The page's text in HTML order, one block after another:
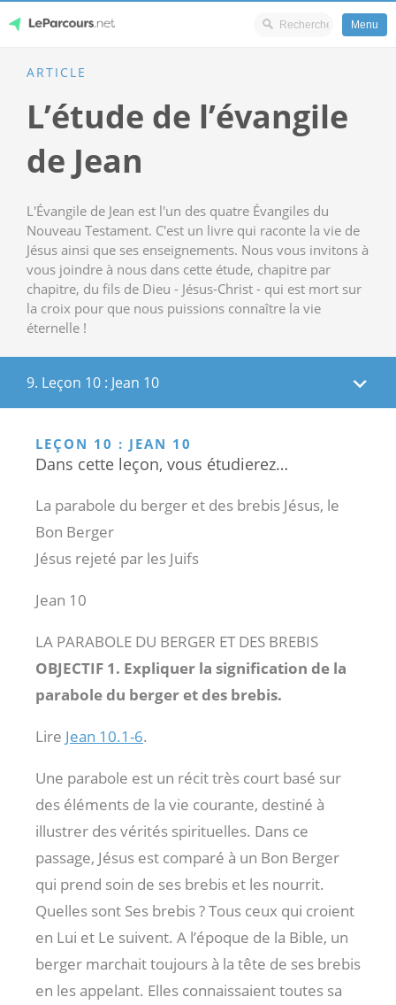
content
LeParcours.net
Menu
ARTICLE
L’étude de l’évangile
de Jean
L'Évangile de Jean est l'un des quatre Évangiles du
Nouveau Testament. C'est un livre qui raconte la vie de
Jésus ainsi que ses enseignements. Nous vous invitons à
vous joindre à nous dans cette étude, chapitre par
chapitre, du fils de Dieu - Jésus-Christ - qui est mort sur
la croix pour que nous puissions connaître la vie
éternelle !
9. Leçon 10 : Jean 10
LEÇON 10 : JEAN 10
Dans cette leçon, vous étudierez…
La parabole du berger et des brebis Jésus, le
Bon Berger
Jésus rejeté par les Juifs
Jean 10
LA PARABOLE DU BERGER ET DES BREBIS
OBJECTIF 1. Expliquer la signification de la
parabole du berger et des brebis.
Lire Jean 10.1-6.
Une parabole est un récit très court basé sur
des éléments de la vie courante, destiné à
illustrer des vérités spirituelles. Dans ce
passage, Jésus est comparé à un Bon Berger
qui prend soin de ses brebis et les nourrit.
Quelles sont Ses brebis ? Tous ceux qui croient
en Lui et Le suivent. A l’époque de la Bible, un
berger marchait toujours à la tête de ses brebis
en les appelant. Elles connaissaient toutes sa